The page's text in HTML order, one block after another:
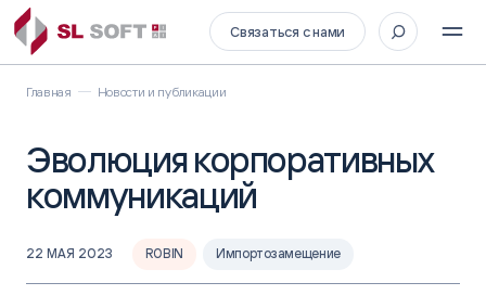
Связаться с нами
Главная Новости и публикации
Эволюция корпоративных
коммуникаций
22 МАЯ 2023 ROBIN Импортозамещение